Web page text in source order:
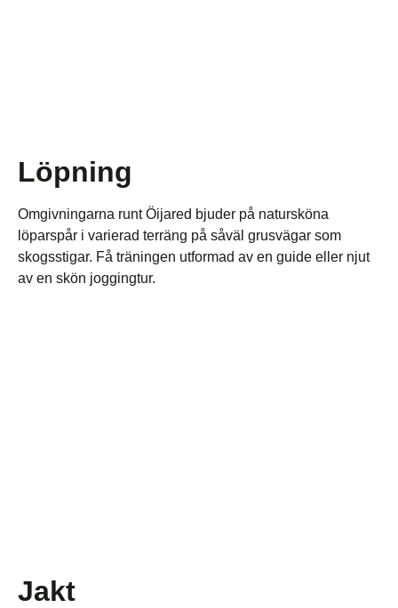
Löpning
Omgivningarna runt Öijared bjuder på natursköna
löparspår i varierad terräng på såväl grusvägar som
skogsstigar. Få träningen utformad av en guide eller njut
av en skön joggingtur.
Jakt